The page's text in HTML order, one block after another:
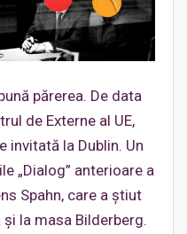
părerea. De data
de Externe al UE,
invitată la Dublin. Un
„Dialog” anterioare a
Spahn, care a știut
la masa Bilderberg.